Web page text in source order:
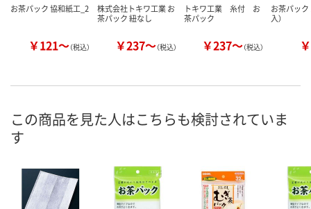
お茶パック 協和紙工_2
￥121～（税込）
株式会社トキワ工業 お
茶パック 紐なし
￥237～（税込）
トキワ工業 糸付 お
茶パック
￥237～（税込）
お茶パック
入）
この商品を見た人はこちらも検討されていま
す